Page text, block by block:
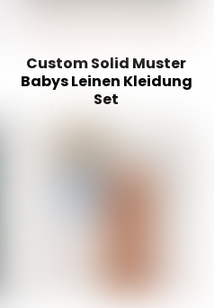
Custom Solid Muster
Babys Leinen Kleidung
Set